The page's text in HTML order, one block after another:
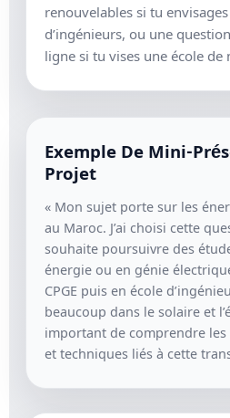
renouvelables si tu
d’ingénieurs, ou une
ligne si tu vises une école de
Exemple De Mini-
Projet
« Mon sujet porte sur les
au Maroc. J’ai choisi cette
souhaite poursuivre des
énergie ou en génie
CPGE puis en école
beaucoup dans le solaire et
important de comprendre
et techniques liés à cette